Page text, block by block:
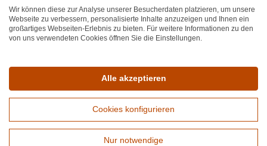
*Alle Preise inkl. MwST zzgl. 5,90€ Versandkosten je Winzer.
Versandkostenfrei ab 12 Flaschen je Winzer.
Wir können diese zur Analyse unserer Besucherdaten platzieren, um unsere
Webseite zu verbessern, personalisierte Inhalte anzuzeigen und Ihnen ein
großartiges Webseiten-Erlebnis zu bieten. Für weitere Informationen zu den
von uns verwendeten Cookies öffnen Sie die Einstellungen.
Alle akzeptieren
Cookies konfigurieren
Nur notwendige